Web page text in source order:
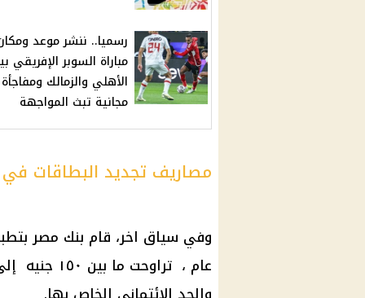
رسميا.. ننشر موعد
مباراة السوبر الإفريقي
الأهلي والزمالك
مجانية تبث المواجهة
مصاريف تجديد البطاقات
وفي سياق اخر، قام بنك مصر